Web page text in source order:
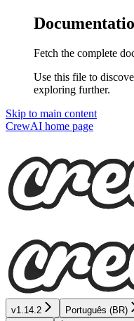
Fetch the complete
Use this file to
exploring further.
Skip to main content
CrewAI home page
v1.14.2 Português (BR)